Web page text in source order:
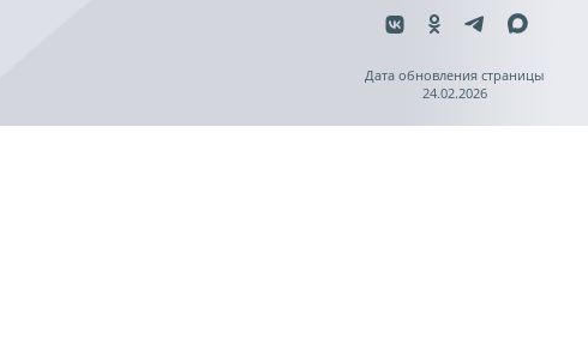
Дата обновления страницы
24.02.2026